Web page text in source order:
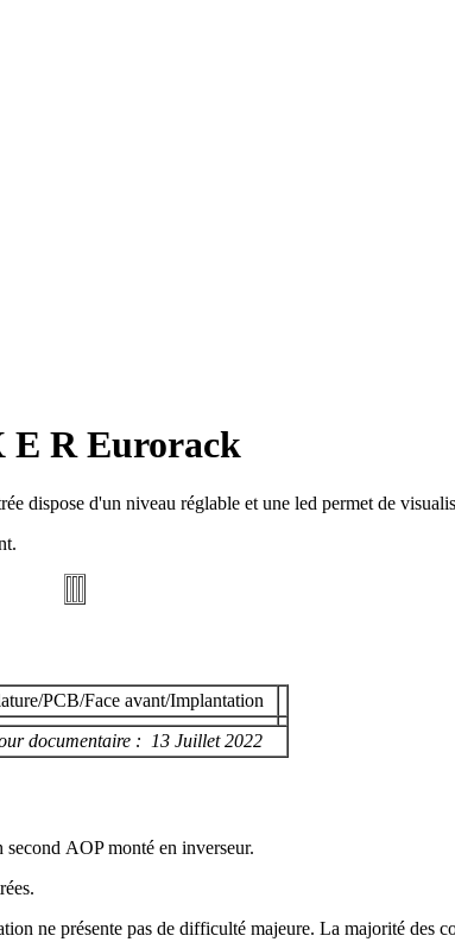
E R Eurorack
dispose d'un niveau réglable et une led permet de
PCB/Face avant/Implantation
documentaire : 13 Juillet 2022
AOP monté en inverseur.
ne présente pas de difficulté majeure. La majorité des